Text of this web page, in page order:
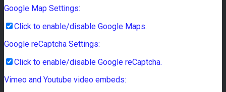
Google Map Settings:
Click to enable/disable Google Maps.
Google reCaptcha Settings:
Click to enable/disable Google reCaptcha.
Vimeo and Youtube video embeds: